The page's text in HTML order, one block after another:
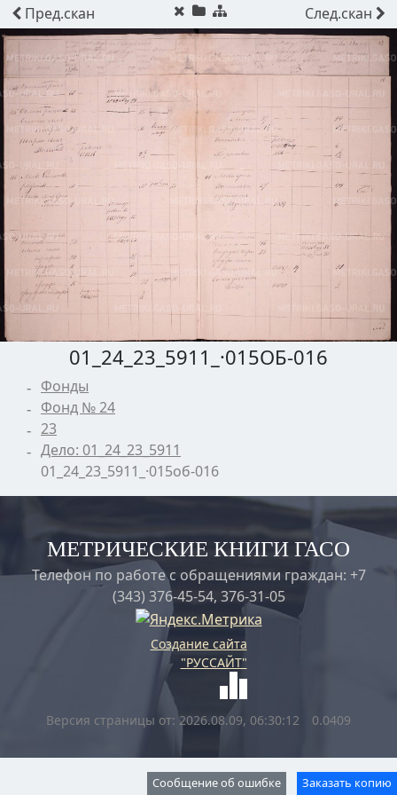
Пред.скан След.скан
01_24_23_5911_·015ОБ-016
Фонды
Фонд № 24
23
Дело: 01_24_23_5911
01_24_23_5911_·015об-016
Сообщение об ошибке Заказать копию
МЕТРИЧЕСКИЕ КНИГИ ГАСО
Телефон по работе с обращениями граждан: +7
(343) 376-45-54, 376-31-05
Создание сайта
"РУССАЙТ"
Версия страницы от: 2026.08.09, 06:30:12 0.0409